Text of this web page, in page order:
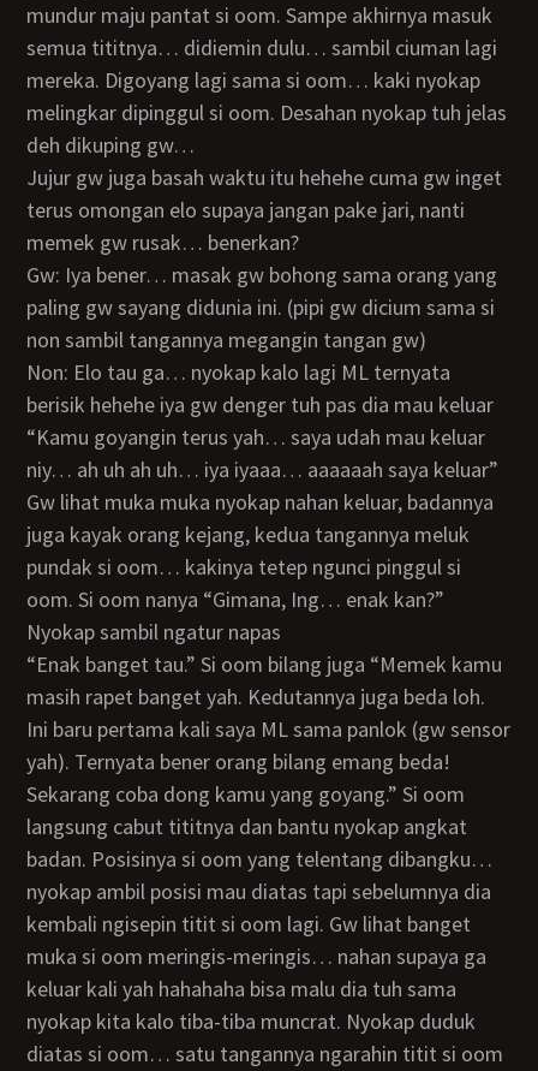
mundur maju pantat si oom. Sampe akhirnya masuk
semua tititnya… didiemin dulu… sambil ciuman lagi
mereka. Digoyang lagi sama si oom… kaki nyokap
melingkar dipinggul si oom. Desahan nyokap tuh jelas
deh dikuping gw…
Jujur gw juga basah waktu itu hehehe cuma gw inget
terus omongan elo supaya jangan pake jari, nanti
memek gw rusak… benerkan?
Gw: Iya bener… masak gw bohong sama orang yang
paling gw sayang didunia ini. (pipi gw dicium sama si
non sambil tangannya megangin tangan gw)
Non: Elo tau ga… nyokap kalo lagi ML ternyata
berisik hehehe iya gw denger tuh pas dia mau keluar
“Kamu goyangin terus yah… saya udah mau keluar
niy… ah uh ah uh… iya iyaaa… aaaaaah saya keluar”
Gw lihat muka muka nyokap nahan keluar, badannya
juga kayak orang kejang, kedua tangannya meluk
pundak si oom… kakinya tetep ngunci pinggul si
oom. Si oom nanya “Gimana, Ing… enak kan?”
Nyokap sambil ngatur napas
“Enak banget tau.” Si oom bilang juga “Memek kamu
masih rapet banget yah. Kedutannya juga beda loh.
Ini baru pertama kali saya ML sama panlok (gw sensor
yah). Ternyata bener orang bilang emang beda!
Sekarang coba dong kamu yang goyang.” Si oom
langsung cabut tititnya dan bantu nyokap angkat
badan. Posisinya si oom yang telentang dibangku…
nyokap ambil posisi mau diatas tapi sebelumnya dia
kembali ngisepin titit si oom lagi. Gw lihat banget
muka si oom meringis-meringis… nahan supaya ga
keluar kali yah hahahaha bisa malu dia tuh sama
nyokap kita kalo tiba-tiba muncrat. Nyokap duduk
diatas si oom… satu tangannya ngarahin titit si oom